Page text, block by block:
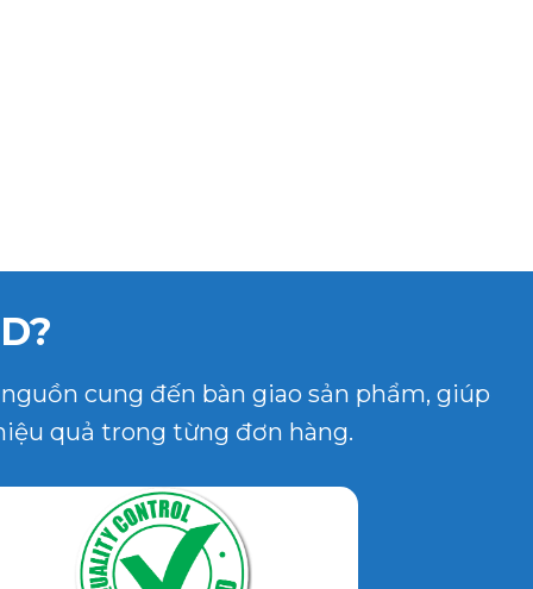
cung đến bàn giao sản phẩm, giúp
quả trong từng đơn hàng.